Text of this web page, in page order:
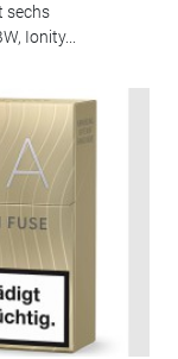
sechs
Ionity...